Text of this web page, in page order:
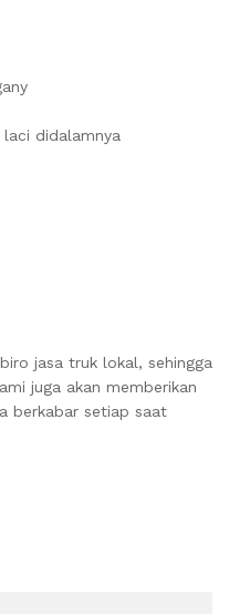
didalamnya
jasa truk lokal, sehingga
juga akan memberikan
berkabar setiap saat